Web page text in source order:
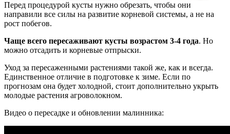
Перед процедурой кусты нужно обрезать, чтобы они
направили все силы на развитие корневой системы, а не на
рост побегов.
Чаще всего пересаживают кусты возрастом 3-4 года. Но
можно отсадить и корневые отпрыски.
Уход за пересаженными растениями такой же, как и всегда.
Единственное отличие в подготовке к зиме. Если по
прогнозам она будет холодной, стоит дополнительно укрыть
молодые растения агроволокном.
Видео о пересадке и обновлении малинника: